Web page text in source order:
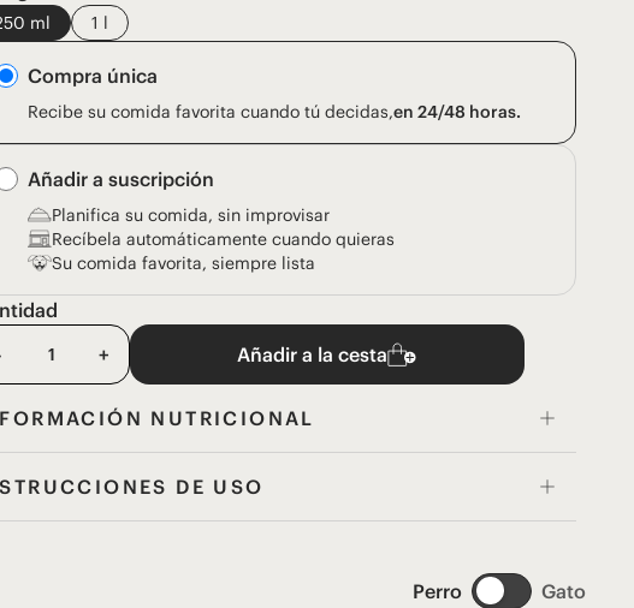
ml 1 l
Compra única
Recibe su comida favorita cuando tú decidas,en 24/48 horas.
Añadir a suscripción
Planifica su comida, sin improvisar
Recíbela automáticamente cuando quieras
Su comida favorita, siempre lista
+ Añadir a la cesta
NUTRICIONAL
DE USO
Perro Gato